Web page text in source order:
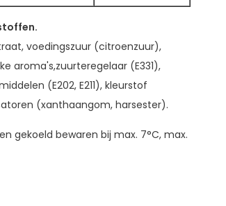
voedingszuur (citroenzuur),
aroma's,zuurteregelaar (E331),
(E202, E211), kleurstof
(xanthaangom, harsester).
gekoeld bewaren bij max. 7°C, max.